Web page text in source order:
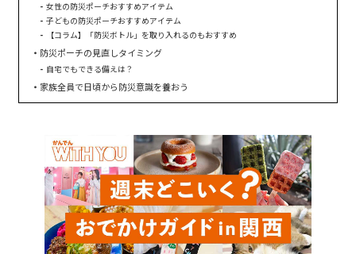
女性の防災ポーチおすすめアイテム
子どもの防災ポーチおすすめアイテム
【コラム】「防災ボトル」を取り入れるのもおすすめ
防災ポーチの見直しタイミング
自宅でもできる備えは？
家族全員で日頃から防災意識を養おう